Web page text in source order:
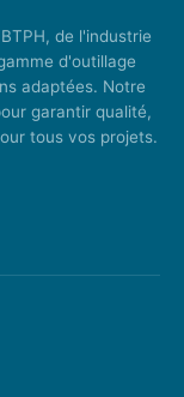
de l'industrie
d'outillage
adaptées. Notre
garantir qualité,
tous vos projets.